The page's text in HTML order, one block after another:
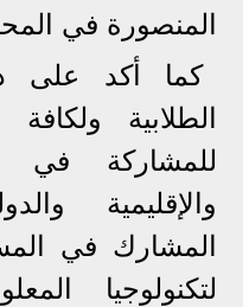
المنصورة في
كما أكد على
الطلابية
للمشاركة في
والإقليمية
المشارك في
لتكنولوجيا